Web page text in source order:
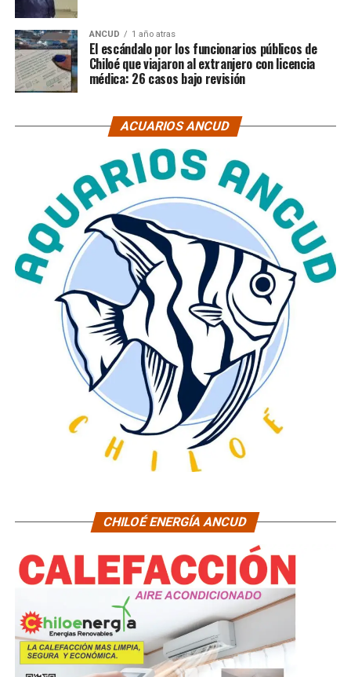
ANCUD 1 año atras
El escándalo por los funcionarios públicos de
Chiloé que viajaron al extranjero con licencia
médica: 26 casos bajo revisión
ACUARIOS ANCUD
CHILOÉ ENERGÍA ANCUD